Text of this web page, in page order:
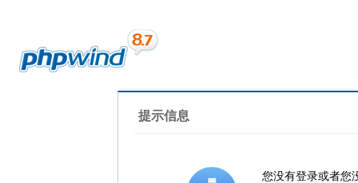
提示信息
您没有登录或者您